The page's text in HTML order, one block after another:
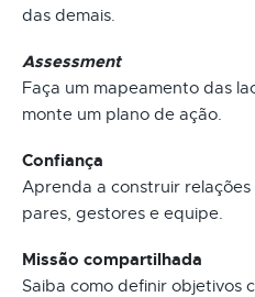
das demais.
Assessment
Faça um mapeamento das
monte um plano de ação.
Confiança
Aprenda a construir
pares, gestores e equipe.
Missão compartilhada
Saiba como definir objetivos